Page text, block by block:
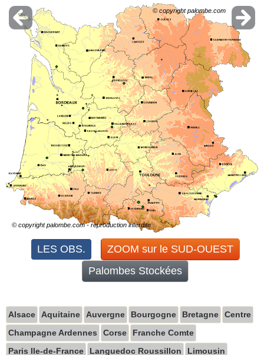
© copyright palombe.com
© copyright palombe.com - reproduction interdite
Alsace Aquitaine Auvergne Bourgogne Bretagne
Centre
Champagne Ardennes
Corse
Franche Comte
Paris Ile-de-France
Languedoc Roussillon Limousin